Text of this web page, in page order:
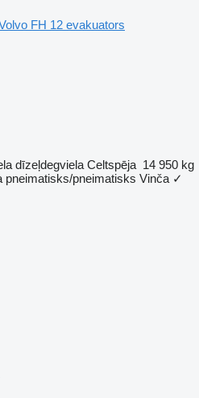
FH 12 evakuators
dīzeļdegviela Celtspēja 14 950 kg
pneimatisks/pneimatisks Vinča ✓